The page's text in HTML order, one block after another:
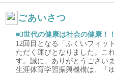
ごあいさつ
■3世代の健康は社会の健康！
12回目となる「ふくいフィッ
ただく運びとなりました。こ
す。誠に、ありがとうござい
生涯体育学習振興機構は、「